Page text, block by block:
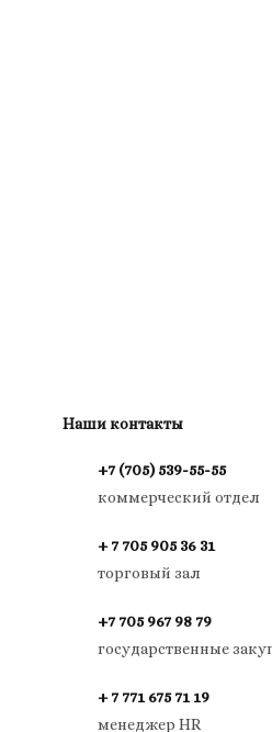
Наши контакты
+7 (705) 539-55-55
коммерческий отдел
+ 7 705 905 36 31
торговый зал
+7 705 967 98 79
государственные
+ 7 771 675 71 19
менеджер HR